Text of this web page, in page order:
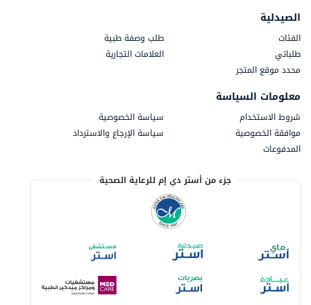
الصيدلية
الفئات
طلب وصفة طبية
طلباتي
العلامات التجارية
محدد موقع المتجر
معلومات السياسة
شروط الاستخدام
سياسة الخصوصية
موافقة الخصوصية
سياسة الإرجاع والاسترداد
المدفوعات
جزء من أستر دي إم للرعاية الصحية